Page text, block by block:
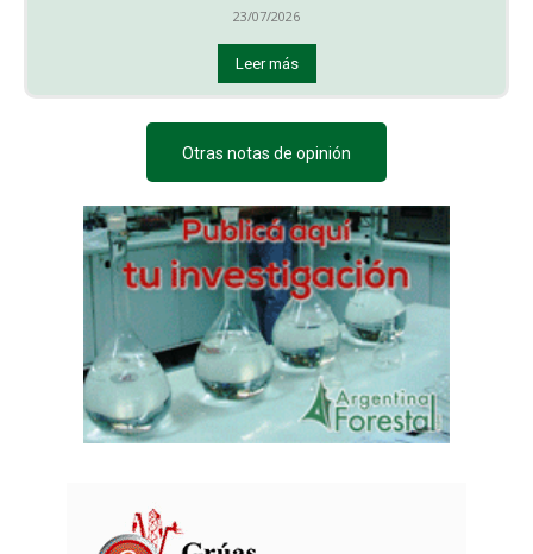
23/07/2026
Leer más
Otras notas de opinión